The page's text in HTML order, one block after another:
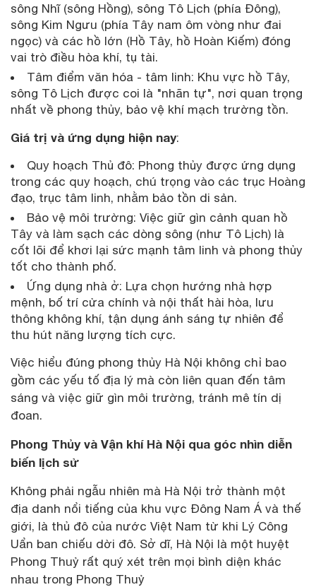
sông Nhĩ (sông Hồng), sông Tô Lịch (phía Đông),
sông Kim Ngưu (phía Tây nam ôm vòng như đai
ngọc) và các hồ lớn (Hồ Tây, hồ Hoàn Kiếm) đóng
vai trò điều hòa khí, tụ tài.
Tâm điểm văn hóa - tâm linh: Khu vực hồ Tây,
sông Tô Lịch được coi là "nhãn tự", nơi quan trọng
nhất về phong thủy, bảo vệ khí mạch trường tồn.
Giá trị và ứng dụng hiện nay:
Quy hoạch Thủ đô: Phong thủy được ứng dụng
trong các quy hoạch, chú trọng vào các trục Hoàng
đạo, trục tâm linh, nhằm bảo tồn di sản.
Bảo vệ môi trường: Việc giữ gìn cảnh quan hồ
Tây và làm sạch các dòng sông (như Tô Lịch) là
cốt lõi để khơi lại sức mạnh tâm linh và phong thủy
tốt cho thành phố.
Ứng dụng nhà ở: Lựa chọn hướng nhà hợp
mệnh, bố trí cửa chính và nội thất hài hòa, lưu
thông không khí, tận dụng ánh sáng tự nhiên để
thu hút năng lượng tích cực.
Việc hiểu đúng phong thủy Hà Nội không chỉ bao
gồm các yếu tố địa lý mà còn liên quan đến tâm
sáng và việc giữ gìn môi trường, tránh mê tín dị
đoan.
Phong Thủy và Vận khí Hà Nội qua góc nhìn diễn
biến lịch sử
Không phải ngẫu nhiên mà Hà Nội trở thành một
địa danh nổi tiếng của khu vực Đông Nam Á và thế
giới, là thủ đô của nước Việt Nam từ khi Lý Công
Uẩn ban chiếu dời đô. Sở dĩ, Hà Nội là một huyệt
Phong Thuỷ rất quý xét trên mọi bình diện khác
nhau trong Phong Thuỷ